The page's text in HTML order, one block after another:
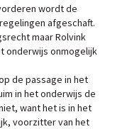
wordt de
afgeschaft.
maar Rolvink
onderwijs onmogelijk
de passage in het
in het onderwijs de
want het is in het
voorzitter van het